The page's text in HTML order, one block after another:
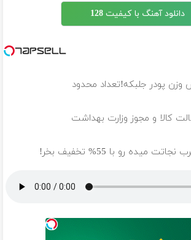
دانلود آهنگ با کیفیت 128
پودر جلبکه!تعداد محدود
کالا و مجوز وزارت بهداشت
رو با 55% تخفیف بخر!